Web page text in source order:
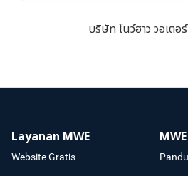
บริษัท โนว์ฮาว วอเตอ
Layanan MWE
Website Gratis